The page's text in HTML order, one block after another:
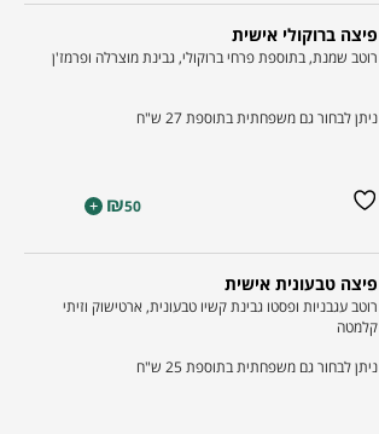
פיצה ברוקולי אישית
רוטב שמנת, בתוספת פרחי ברוקולי, גבינת מוצרלה ופרמז'ן
ניתן לבחור גם משפחתית בתוספת 27 ש"ח
₪50
+
פיצה טבעונית אישית
רוטב עגבניות ופסטו גבינת קשיו טבעונית, ארטישוק וזיתי
קלמטה
ניתן לבחור גם משפחתית בתוספת 25 ש"ח